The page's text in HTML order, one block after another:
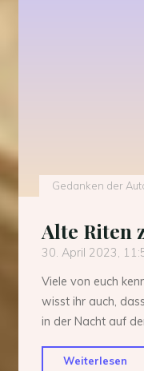
Gedanken der
Alte Riten
30. April 2023,
Viele von euch
wisst ihr auch,
in der Nacht auf
Weiterlesen